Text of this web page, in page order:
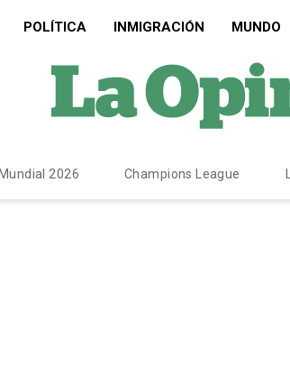
POLÍTICA INMIGRACIÓN MUNDO
Mundial 2026 Champions League